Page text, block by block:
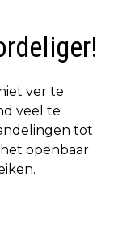
ver te
veel te
tot
openbaar